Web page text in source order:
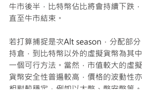
牛市後半，比特幣佔比將會持續下跌，
直至牛市結束。
若打算捕捉是次Alt season，分配部分
持倉，到比特幣以外的虛擬貨幣為其中
一個可行方法。當然，市值較大的虛擬
貨幣安全性普遍較高，價格的波動性亦
相對較穩定，例如以太幣、幣安幣等。